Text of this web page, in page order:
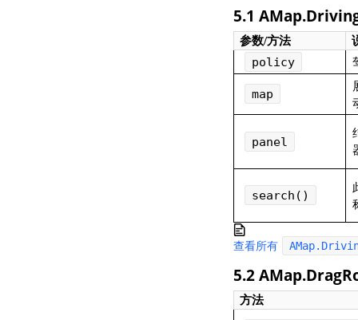
5.1
参数/方法
policy
map
panel
search()
查看所有
5.2
方法